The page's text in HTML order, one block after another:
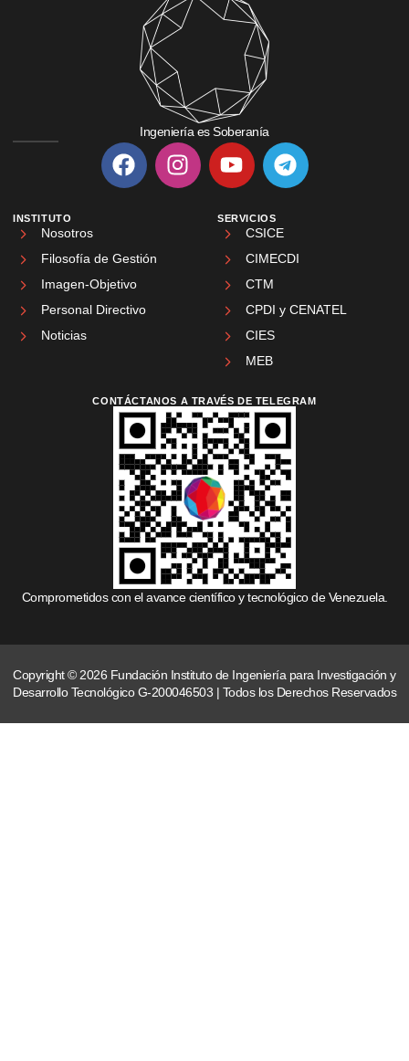
Ingeniería es Soberanía
INSTITUTO
Nosotros
Filosofía de Gestión
Imagen-Objetivo
Personal Directivo
Noticias
SERVICIOS
CSICE
CIMECDI
CTM
CPDI y CENATEL
CIES
MEB
CONTÁCTANOS A TRAVÉS DE TELEGRAM
Comprometidos con el avance científico y tecnológico de Venezuela.
Copyright © 2026 Fundación Instituto de Ingeniería para Investigación y
Desarrollo Tecnológico G-200046503 | Todos los Derechos Reservados